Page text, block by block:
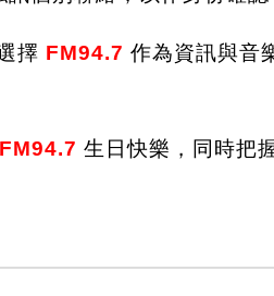
擇 FM94.7 作為資訊與音
FM94.7 生日快樂，同時把